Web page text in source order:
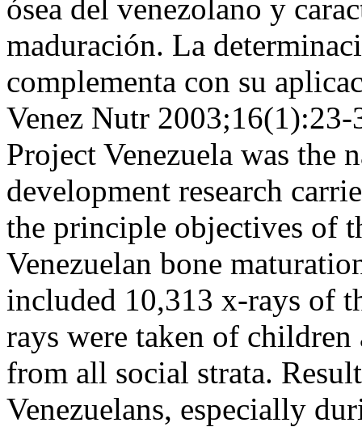
ósea del venezolano y
maduración. La
complementa con su
Venez Nutr
Project Venezuela was the
development research
the principle objectives of
Venezuelan bone
included 10,313 x-rays of
rays were taken of children
from all social strata.
Venezuelans, especially